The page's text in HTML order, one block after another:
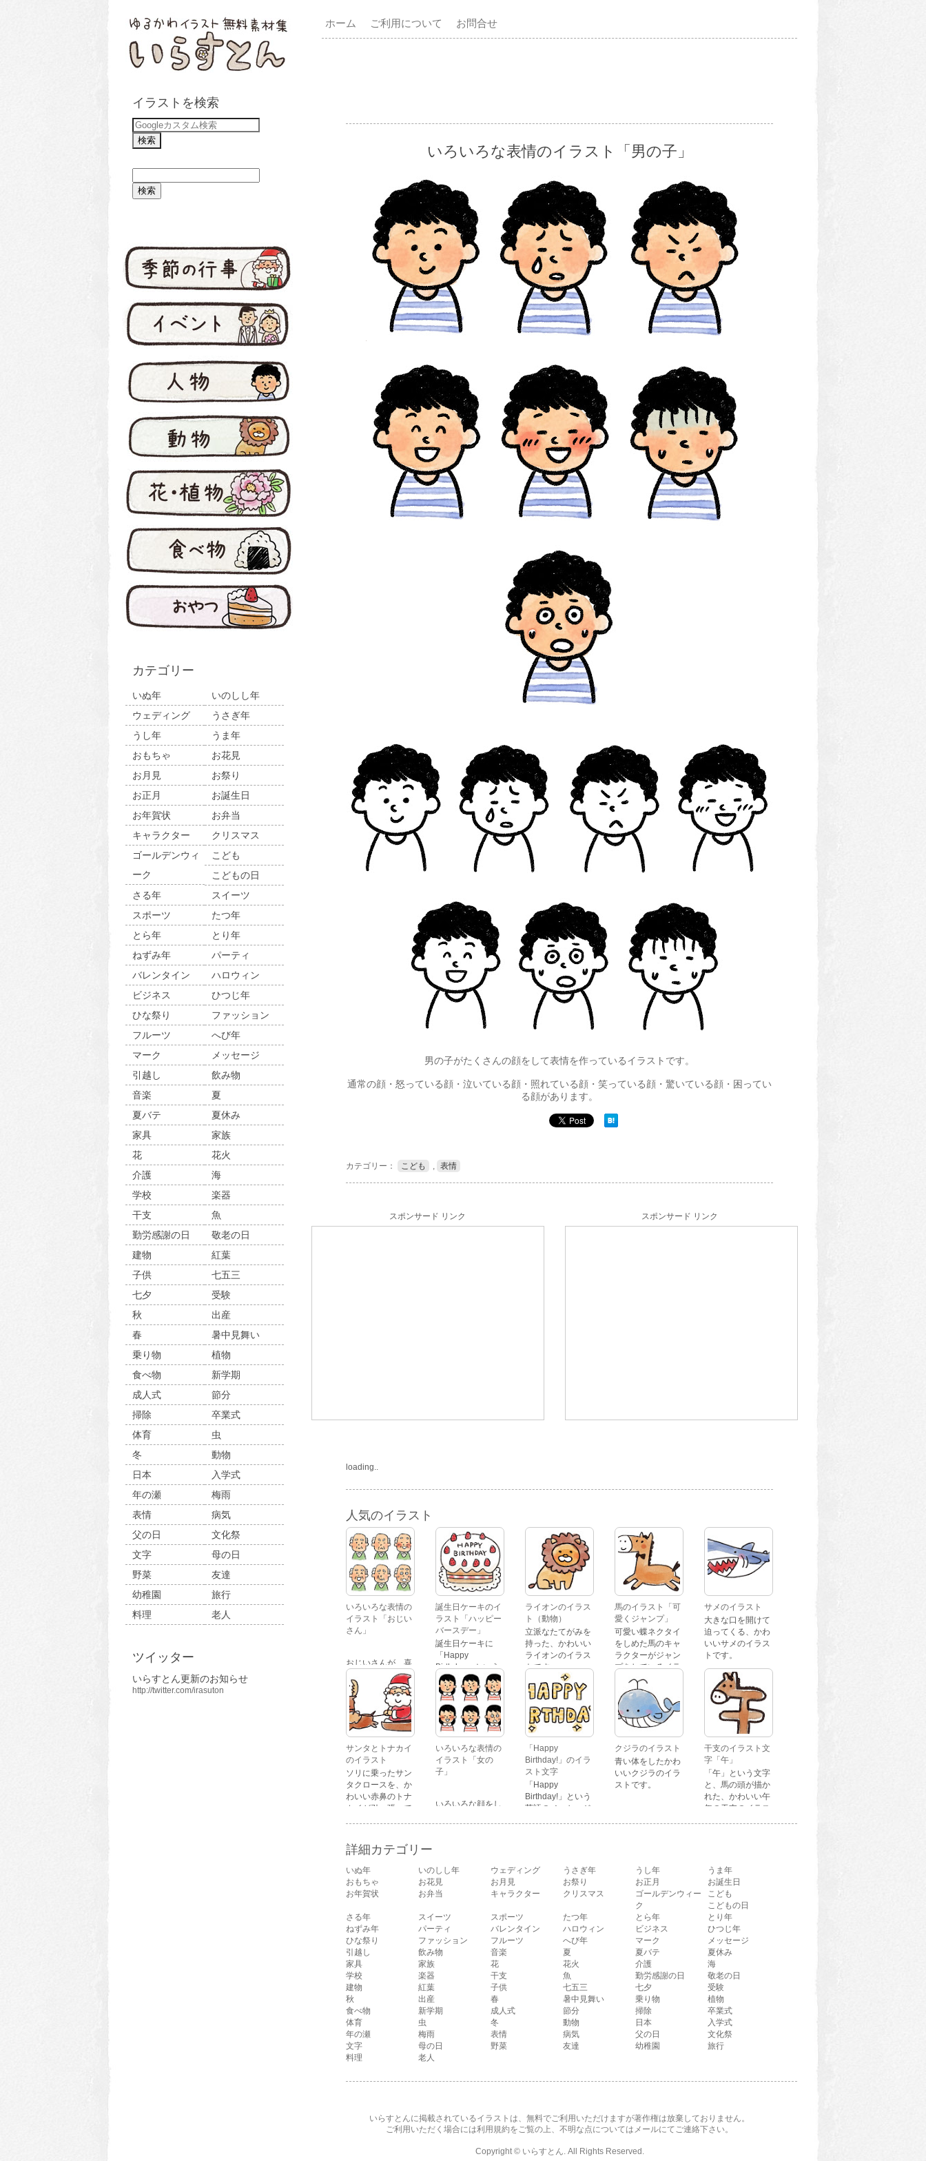
イラストを検索
カテゴリー
いぬ年
いのしし年
ウェディング
うさぎ年
うし年
うま年
おもちゃ
お花見
お月見
お祭り
お正月
お誕生日
お年賀状
お弁当
キャラクター
クリスマス
ゴールデンウィ
ーク
こども
こどもの日
さる年
スイーツ
スポーツ
たつ年
とら年
とり年
ねずみ年
パーティ
バレンタイン
ハロウィン
ビジネス
ひつじ年
ひな祭り
ファッション
フルーツ
へび年
マーク
メッセージ
引越し
飲み物
音楽
夏
夏バテ
夏休み
家具
家族
花
花火
介護
海
学校
楽器
干支
魚
勤労感謝の日
敬老の日
建物
紅葉
子供
七五三
七夕
受験
秋
出産
春
暑中見舞い
乗り物
植物
食べ物
新学期
成人式
節分
掃除
卒業式
体育
虫
冬
動物
日本
入学式
年の瀬
梅雨
表情
病気
父の日
文化祭
文字
母の日
野菜
友達
幼稚園
旅行
料理
老人
ツイッター
いらすとん更新のお知らせ
http://twitter.com/irasuton
ホーム ご利用について お問合せ
いろいろな表情のイラスト「男の子」
男の子がたくさんの顔をして表情を作っているイラストです。
通常の顔・怒っている顔・泣いている顔・照れている顔・笑っている顔・驚いている顔・困ってい
る顔があります。
カテゴリー： こども , 表情
スポンサード リンク スポンサード リンク
loading..
人気のイラスト
いろいろな表情の
イラスト「おじい
さん」
おじいさんが、喜
怒哀楽たくさんの
表情をしているイ
ラストです。 通常
の顔・怒っている
顔・泣いている
顔・照れている
顔・笑っている
顔・驚いている
顔・困っている顔
があります。
誕生日ケーキのイ
ラスト「ハッピー
バースデー」
誕生日ケーキに
「Happy
Birthday」という
文字が描かれた、
かわいい苺のケー
キのイラストで
す。
ライオンのイラス
ト（動物）
立派なたてがみを
持った、かわいい
ライオンのイラス
トです。
馬のイラスト「可
愛くジャンプ」
可愛い蝶ネクタイ
をしめた馬のキャ
ラクターがジャン
プをしているイラ
ストです。
サメのイラスト
大きな口を開けて
迫ってくる、かわ
いいサメのイラス
トです。
サンタとトナカイ
のイラスト
ソリに乗ったサン
タクロースを、か
わいい赤鼻のトナ
カイが引っ張って
いろいろな表情の
イラスト「女の
子」
いろいろな顔をし
いる顔・笑ってい
る顔・驚いている
顔・困っている顔
「Happy
Birthday!」のイラ
スト文字
「Happy
Birthday!」という
英語のメッセージ
クジラのイラスト
青い体をしたかわ
いいクジラのイラ
ストです。
干支のイラスト文
字「午」
「午」という文字
と、馬の頭が描か
れた、かわいい午
年の干支のイラス
詳細カテゴリー
いぬ年 いのしし年 ウェディング うさぎ年 うし年
うま年
おもちゃ
お花見 お月見 お祭り お正月
お誕生日
お年賀状
お弁当 キャラクター クリスマス
ゴールデンウィー
ク
こども
こどもの日
さる年
スイーツ スポーツ たつ年 とら年
とり年
ねずみ年
パーティ バレンタイン ハロウィン ビジネス
ひつじ年
ひな祭り
ファッション フルーツ へび年 マーク
メッセージ
引越し
飲み物 音楽 夏 夏バテ
夏休み
家具
家族 花 花火 介護
海
学校
楽器 干支 魚 勤労感謝の日
敬老の日
建物
紅葉 子供 七五三 七夕
受験
秋
出産 春 暑中見舞い 乗り物
植物
食べ物
新学期 成人式 節分 掃除
卒業式
体育
虫 冬 動物 日本
入学式
年の瀬
梅雨 表情 病気 父の日
文化祭
文字
母の日 野菜 友達 幼稚園
旅行
料理
老人
いらすとんに掲載されているイラストは、無料でご利用いただけますが著作権は放棄しておりません。
ご利用いただく場合には利用規約をご覧の上、不明な点についてはメールにてご連絡下さい。
Copyright © いらすとん. All Rights Reserved.